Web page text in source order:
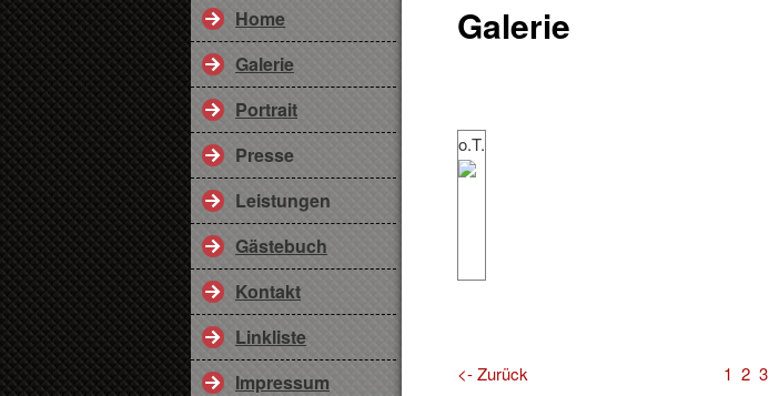
Home
Galerie
Portrait
Presse
Leistungen
Gästebuch
Kontakt
Linkliste
Impressum
Galerie
o.T.
<- Zurück 1 2 3